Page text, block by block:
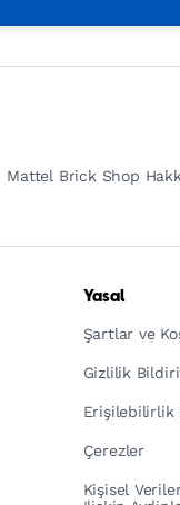
Mattel Brick Shop
Yasal
Şartlar ve
Gizlilik
Erişilebilirlik
Çerezler
Kişisel